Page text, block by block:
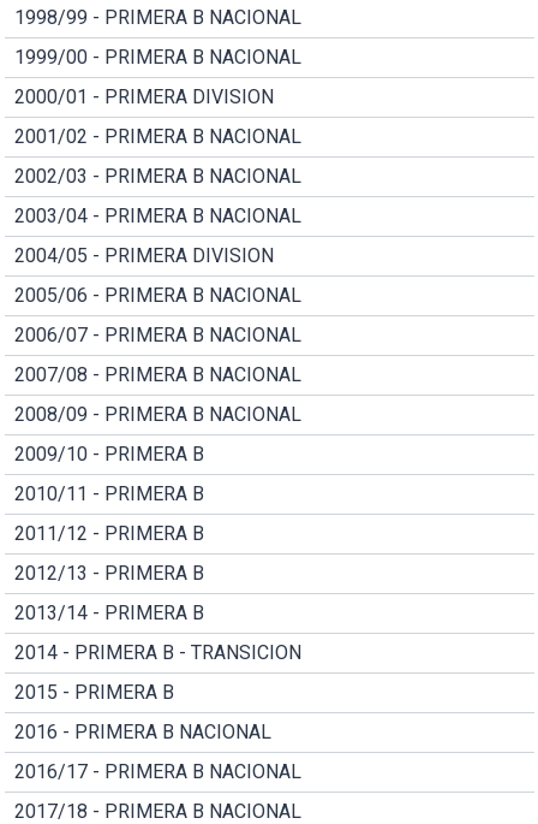
1998/99 - PRIMERA B NACIONAL
1999/00 - PRIMERA B NACIONAL
2000/01 - PRIMERA DIVISION
2001/02 - PRIMERA B NACIONAL
2002/03 - PRIMERA B NACIONAL
2003/04 - PRIMERA B NACIONAL
2004/05 - PRIMERA DIVISION
2005/06 - PRIMERA B NACIONAL
2006/07 - PRIMERA B NACIONAL
2007/08 - PRIMERA B NACIONAL
2008/09 - PRIMERA B NACIONAL
2009/10 - PRIMERA B
2010/11 - PRIMERA B
2011/12 - PRIMERA B
2012/13 - PRIMERA B
2013/14 - PRIMERA B
2014 - PRIMERA B - TRANSICION
2015 - PRIMERA B
2016 - PRIMERA B NACIONAL
2016/17 - PRIMERA B NACIONAL
2017/18 - PRIMERA B NACIONAL